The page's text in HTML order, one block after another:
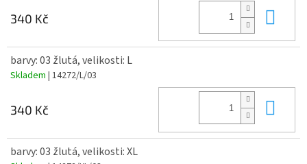
340 Kč
barvy: 03 žlutá, velikosti: L
Skladem | 14272/L/03
340 Kč
barvy: 03 žlutá, velikosti: XL